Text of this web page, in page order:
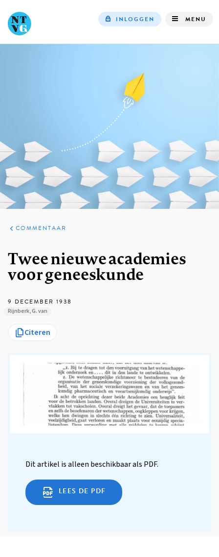
INLOGGEN MENU
ARTIKELEN
OPINIE
COMMENTAAR
Twee nieuwe academies
voor geneeskunde
9 DECEMBER 1938
Rijnberk, G. van
Citeren
Dit artikel is alleen beschikbaar als PDF.
LEES DE PDF